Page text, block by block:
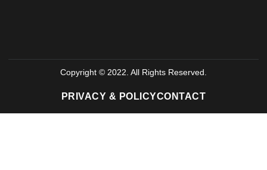
Copyright © 2022. All Rights Reserved.
PRIVACY & POLICYCONTACT